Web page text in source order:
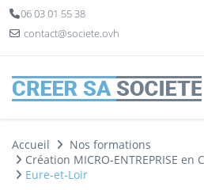
06 03 01 55 38
contact@societe.ovh
Accueil
Nos formations
Création MICRO-ENTREPRISE
Eure-et-Loir
Panneau de gestion des cookies